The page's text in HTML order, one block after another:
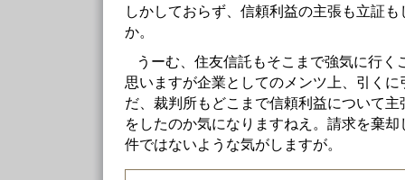
しかしておらず、信頼利益の主張も立証
か。
うーむ、住友信託もそこまで強気に行く
思いますが企業としてのメンツ上、引く
だ、裁判所もどこまで信頼利益について
をしたのか気になりますねえ。請求を棄
件ではないような気がしますが。